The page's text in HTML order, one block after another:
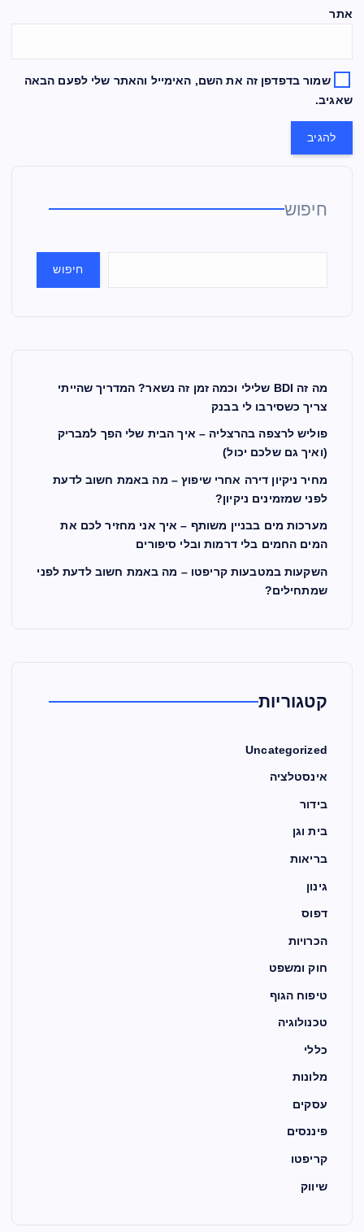
אתר
שמור בדפדפן זה את השם, האימייל והאתר שלי לפעם הבאה
שאגיב.
חיפוש
חיפוש
מה זה BDI שלילי וכמה זמן זה נשאר? המדריך שהייתי
צריך כשסירבו לי בבנק
פוליש לרצפה בהרצליה – איך הבית שלי הפך למבריק
(ואיך גם שלכם יכול)
מחיר ניקיון דירה אחרי שיפוץ – מה באמת חשוב לדעת
לפני שמזמינים ניקיון?
מערכות מים בבניין משותף – איך אני מחזיר לכם את
המים החמים בלי דרמות ובלי סיפורים
השקעות במטבעות קריפטו – מה באמת חשוב לדעת לפני
שמתחילים?
קטגוריות
Uncategorized
אינסטלציה
בידור
בית וגן
בריאות
גינון
דפוס
הכרויות
חוק ומשפט
טיפוח הגוף
טכנולוגיה
כללי
מלונות
עסקים
פיננסים
קריפטו
שיווק